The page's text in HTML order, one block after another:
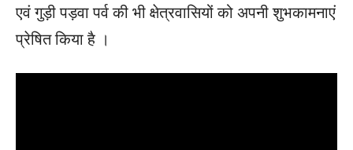
एवं गुड़ी पड़वा पर्व की भी क्षेत्रवासियों को अपनी शुभकामनाएं
प्रेषित किया है ।